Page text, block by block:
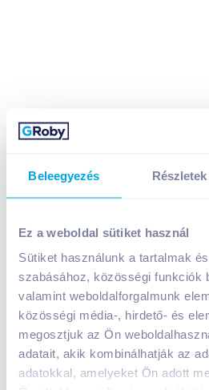
Beleegyezés Részletek
Ez a weboldal sütiket használ
Sütiket használunk a tartalmak
szabásához, közösségi funkciók
valamint weboldalforgalmunk
közösségi média-, hirdető- és
megosztjuk az Ön
adatait, akik kombinálhatják az
adatokkal, amelyeket Ön adott
Alpro Barista mandulaital
999Ft /
Nettó eladási ár: 787
Kosárba
A termék megszűnt